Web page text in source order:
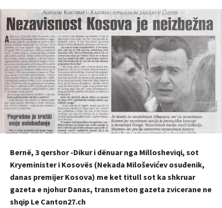
Bernë, 3 qershor -Dikur i dënuar nga Millosheviqi, sot
Kryeminister i Kosovës (Nekada Miloševićev osuđenik,
danas premijer Kosova) me ket titull sot ka shkruar
gazeta e njohur Danas, transmeton gazeta zvicerane ne
shqip Le Canton27.ch